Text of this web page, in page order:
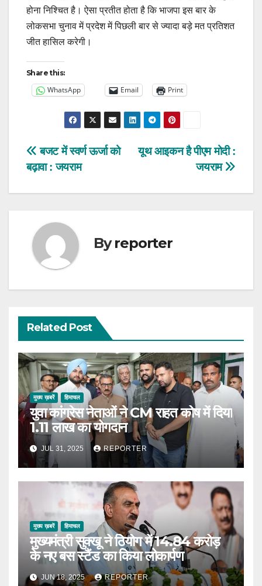
होना निश्चित है। ऐसा प्रतीत होता है कि भाजपा इस बार के
लोकसभा चुनाव में प्रदेश में पिछली बार से ज्यादा बड़े मत प्रतिशत
जीत हासिल करेगी।
Share this:
WhatsApp Email Print
Post
navigation
यूथ आइकन है पीएम मोदी :
जयराम
बजट में स्वर्ण ऊर्जा को
बढ़ावा : जयराम
Byreporter
Related Post
मुख्य ख़बरें हिमाचल
युवा कांग्रेस नेताओं ने CM राहत कोष में दिया
1.11 लाख का योगदान
JUL 31, 2025 REPORTER
मुख्य ख़बरें हिमाचल
मुख्यमंत्री सुक्खू ने ठियोग में 14.84 करोड़
के नए बस स्टैंड का किया लोकार्पण
JUN 18, 2025 REPORTER